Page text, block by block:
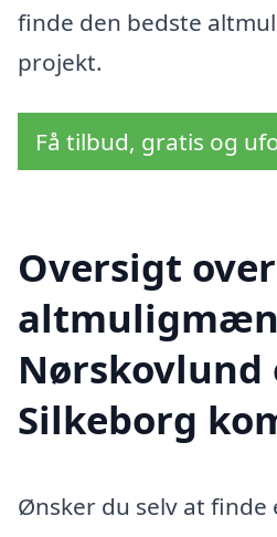
finde den bedste
projekt.
Få tilbud, gratis og
Oversigt over
Nørskovlund
Silkeborg
Ønsker du selv at finde